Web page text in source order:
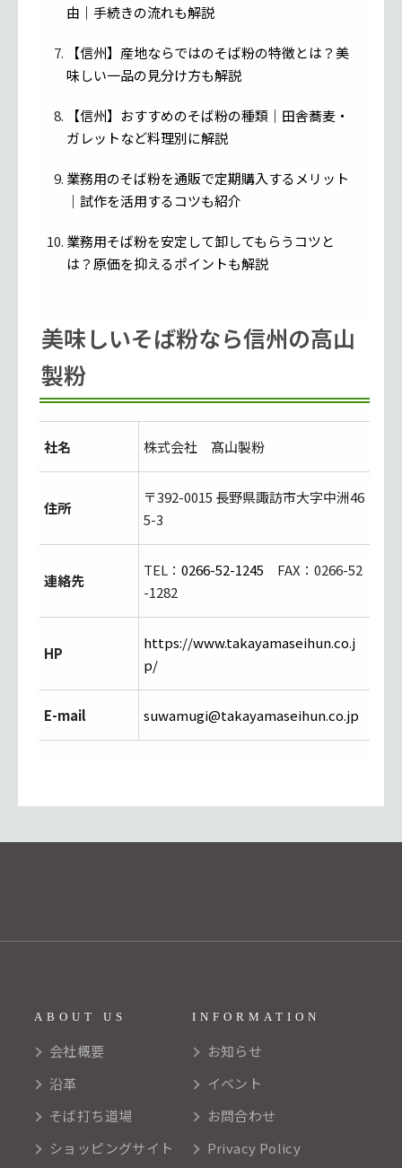
由｜手続きの流れも解説
【信州】産地ならではのそば粉の特徴とは？美
味しい一品の見分け方も解説
【信州】おすすめのそば粉の種類｜田舎蕎麦・
ガレットなど料理別に解説
業務用のそば粉を通販で定期購入するメリット
｜試作を活用するコツも紹介
業務用そば粉を安定して卸してもらうコツと
は？原価を抑えるポイントも解説
美味しいそば粉なら信州の高山
製粉
社名 株式会社 髙山製粉
住所
〒392-0015 長野県諏訪市大字中洲46
5-3
連絡先
TEL： 0266-52-1245 FAX：0266-52
-1282
HP
https://www.takayamaseihun.co.j
p/
E-mail suwamugi@takayamaseihun.co.jp
ABOUT US
会社概要
沿革
そば打ち道場
ショッピングサイト
INFORMATION
お知らせ
イベント
お問合わせ
Privacy Policy